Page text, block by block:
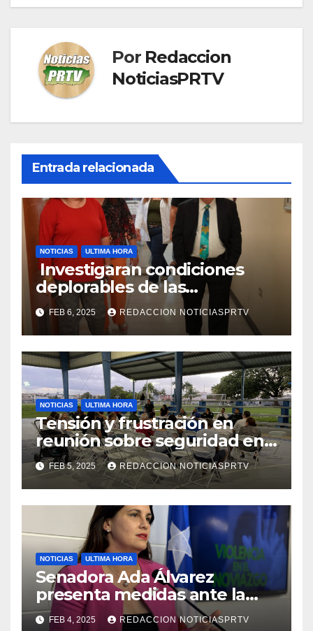
Por Redaccion
NoticiasPRTV
Entrada relacionada
NOTICIAS ULTIMA HORA
Investigaran condiciones
deplorables de las
facilidades el Departamento
de la Salud en Mayagüez
FEB 6, 2025 REDACCION NOTICIASPRTV
NOTICIAS ULTIMA HORA
Tensión y frustración en
reunión sobre seguridad en
Reparto Metropolitano
FEB 5, 2025 REDACCION NOTICIASPRTV
NOTICIAS ULTIMA HORA
Senadora Ada Álvarez
presenta medidas ante la
violencia en el noviazgo
FEB 4, 2025 REDACCION NOTICIASPRTV